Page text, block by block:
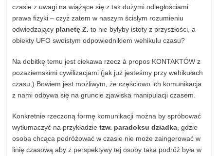
czasie z uwagi na wiążące się z tak dużymi odległościami
prawa fizyki – czyż zatem w naszym ścisłym rozumieniu
odwiedzający planetę Z. to nie byłyby istoty z przyszłości, a
obiekty UFO swoistym odpowiednikiem wehikułu czasu?
Na dobitkę temu jest ciekawa rzecz à propos KONTAKTÓW z
pozaziemskimi cywilizacjami (jak już jesteśmy przy wehikułach
czasu.) Bowiem jest możliwym, że częściowo ich komunikacja
z nami odbywa się na gruncie zjawiska manipulacji czasem.
Konkretnie rzeczoną formę komunikacji można by spróbować
wytłumaczyć na przykładzie tzw. paradoksu dziadka , gdzie
osoba chcąca podróżować w czasie nie może zaingerować w
linię czasową aby z perspektywy tej osoby taka podróż była w